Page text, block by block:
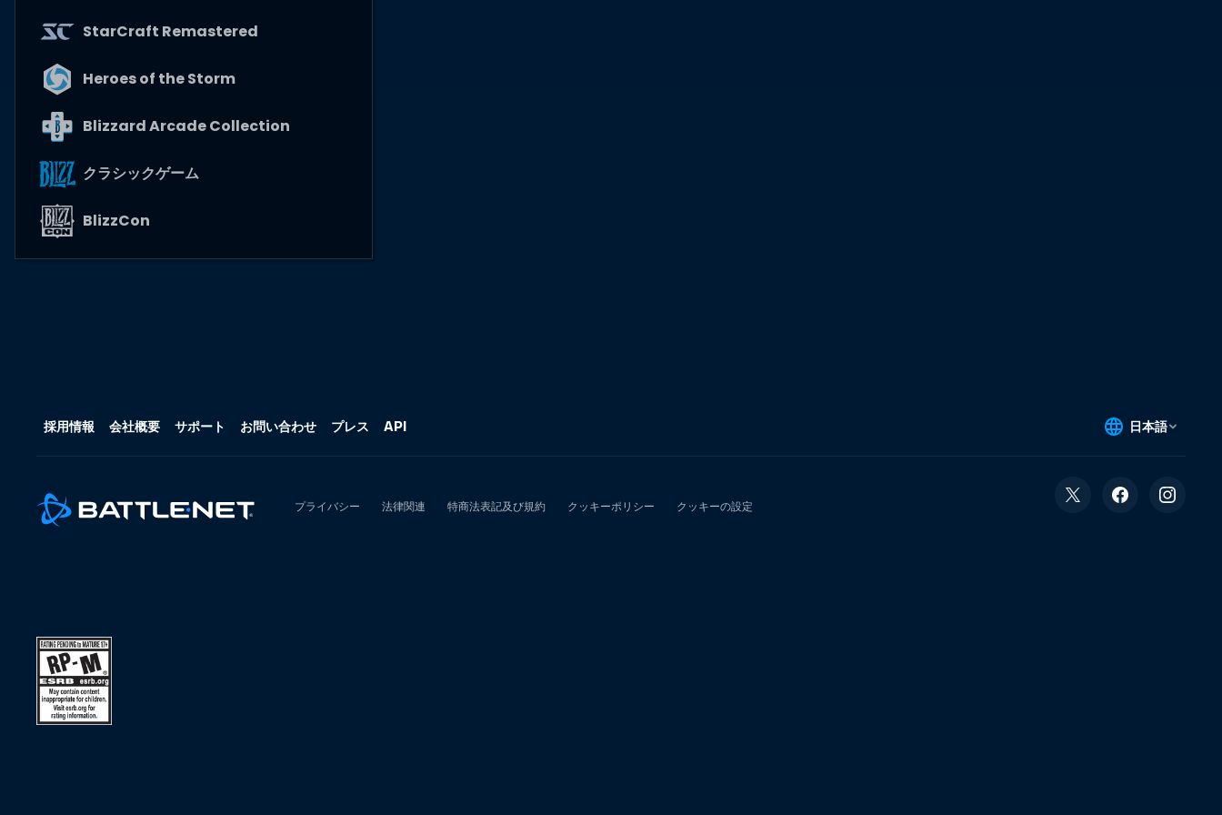
StarCraft Remastered
Heroes of the Storm
Blizzard Arcade Collection
クラシックゲーム
BlizzCon